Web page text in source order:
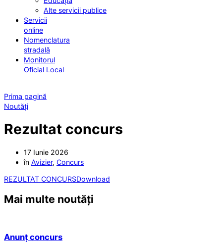
Alte servicii publice
Servicii
online
Nomenclatura
stradală
Monitorul
Oficial Local
Prima pagină
Noutăți
Rezultat concurs
17 Iunie 2026
în Avizier, Concurs
REZULTAT CONCURSDownload
Mai multe noutăți
Anunț concurs